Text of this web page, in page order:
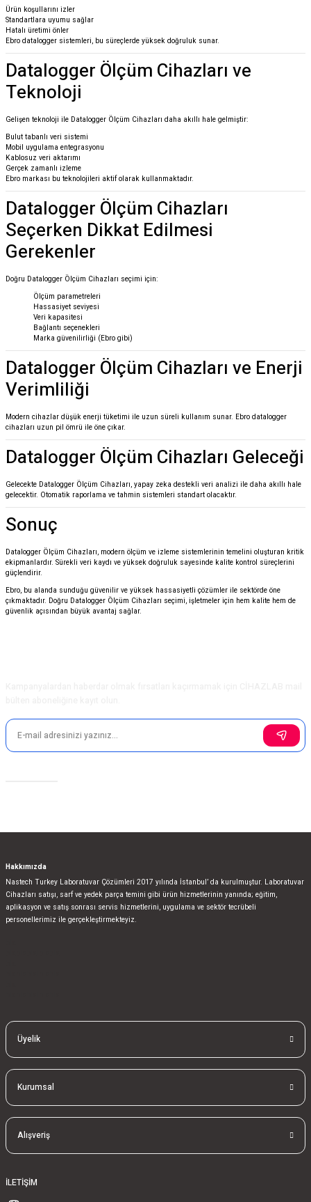
Ürün koşullarını izler
Standartlara uyumu sağlar
Hatalı üretimi önler
Ebro datalogger sistemleri, bu süreçlerde yüksek doğruluk sunar.
Datalogger Ölçüm Cihazları ve
Teknoloji
Gelişen teknoloji ile Datalogger Ölçüm Cihazları daha akıllı hale gelmiştir:
Bulut tabanlı veri sistemi
Mobil uygulama entegrasyonu
Kablosuz veri aktarımı
Gerçek zamanlı izleme
Ebro markası bu teknolojileri aktif olarak kullanmaktadır.
Datalogger Ölçüm Cihazları
Seçerken Dikkat Edilmesi
Gerekenler
Doğru Datalogger Ölçüm Cihazları seçimi için:
Ölçüm parametreleri
Hassasiyet seviyesi
Veri kapasitesi
Bağlantı seçenekleri
Marka güvenilirliği (Ebro gibi)
Datalogger Ölçüm Cihazları ve Enerji
Verimliliği
Modern cihazlar düşük enerji tüketimi ile uzun süreli kullanım sunar. Ebro datalogger
cihazları uzun pil ömrü ile öne çıkar.
Datalogger Ölçüm Cihazları Geleceği
Gelecekte Datalogger Ölçüm Cihazları, yapay zeka destekli veri analizi ile daha akıllı hale
gelecektir. Otomatik raporlama ve tahmin sistemleri standart olacaktır.
Sonuç
Datalogger Ölçüm Cihazları, modern ölçüm ve izleme sistemlerinin temelini oluşturan kritik
ekipmanlardır. Sürekli veri kaydı ve yüksek doğruluk sayesinde kalite kontrol süreçlerini
güçlendirir.
Ebro, bu alanda sunduğu güvenilir ve yüksek hassasiyetli çözümler ile sektörde öne
çıkmaktadır. Doğru Datalogger Ölçüm Cihazları seçimi, işletmeler için hem kalite hem de
güvenlik açısından büyük avantaj sağlar.
Hakkımızda
Nastech Turkey Laboratuvar Çözümleri 2017 yılında İstanbul’ da kurulmuştur. Laboratuvar
Cihazları satışı, sarf ve yedek parça temini gibi ürün hizmetlerinin yanında; eğitim,
aplikasyon ve satış sonrası servis hizmetlerini, uygulama ve sektör tecrübeli
personellerimiz ile gerçekleştirmekteyiz.
Üyelik
Kurumsal
Alışveriş
İLETİŞİM